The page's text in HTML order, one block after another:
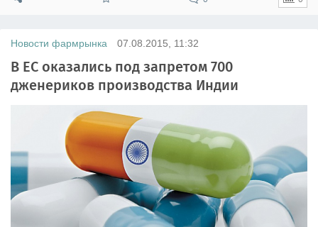
Новости фармрынка 07.08.2015, 11:32
В ЕС оказались под запретом 700
дженериков производства Индии